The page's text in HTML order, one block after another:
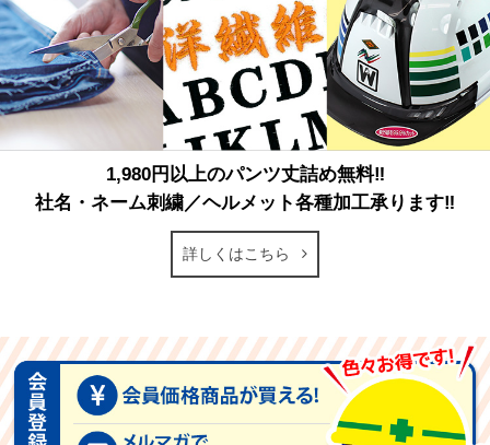
1,980円以上のパンツ丈詰め無料‼
社名・ネーム刺繍／ヘルメット各種加工承ります‼
詳しくはこちら